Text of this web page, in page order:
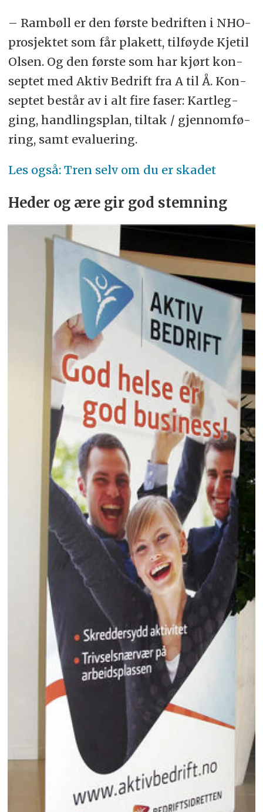
– Ram­bøll er den før­s­te be­drif­ten i NHO-
pro­sjek­tet som får pla­kett, til­føyde Kje­til
Olsen. Og den før­s­te som har kjørt kon­
sep­tet med Aktiv Be­drift fra A til Å. Kon­
sep­tet be­står av i alt fire fa­ser: Kart­leg­
ging, hand­lings­plan, til­tak / gjen­nom­fø­
ring, samt eva­lue­ring.
Les også: Tren selv om du er skadet
He­der og ære gir god stemning